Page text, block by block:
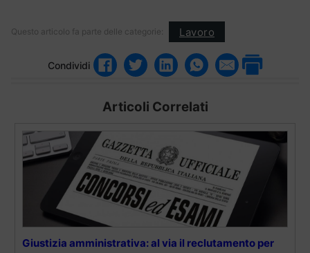
Questo articolo fa parte delle categorie: Lavoro
Condividi
Articoli Correlati
Giustizia amministrativa: al via il reclutamento per